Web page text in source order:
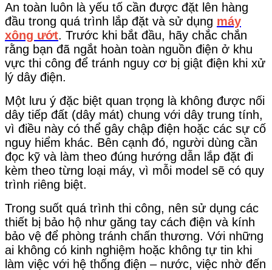
An toàn luôn là yếu tố cần được đặt lên hàng
đầu trong quá trình lắp đặt và sử dụng máy
xông ướt. Trước khi bắt đầu, hãy chắc chắn
rằng bạn đã ngắt hoàn toàn nguồn điện ở khu
vực thi công để tránh nguy cơ bị giật điện khi xử
lý dây điện.
Một lưu ý đặc biệt quan trọng là không được nối
dây tiếp đất (dây mát) chung với dây trung tính,
vì điều này có thể gây chập điện hoặc các sự cố
nguy hiểm khác. Bên cạnh đó, người dùng cần
đọc kỹ và làm theo đúng hướng dẫn lắp đặt đi
kèm theo từng loại máy, vì mỗi model sẽ có quy
trình riêng biệt.
Trong suốt quá trình thi công, nên sử dụng các
thiết bị bảo hộ như găng tay cách điện và kính
bảo vệ để phòng tránh chấn thương. Với những
ai không có kinh nghiệm hoặc không tự tin khi
làm việc với hệ thống điện – nước, việc nhờ đến